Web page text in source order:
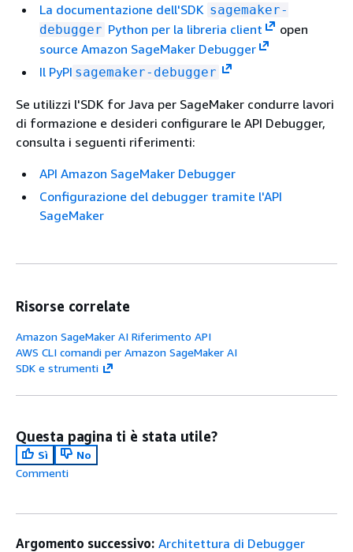
La documentazione dell'SDK sagemaker-
debugger Python per la libreria client
open
source Amazon SageMaker Debugger
Il PyPI sagemaker-debugger
Se utilizzi l'SDK for Java per SageMaker condurre lavori
di formazione e desideri configurare le API Debugger,
consulta i seguenti riferimenti:
API Amazon SageMaker Debugger
Configurazione del debugger tramite l'API
SageMaker
Risorse correlate
Amazon SageMaker AI Riferimento API
AWS CLI comandi per Amazon SageMaker AI
SDK e strumenti
Questa pagina ti è stata utile?
Sì
No
Commenti
Argomento successivo: Architettura di Debugger